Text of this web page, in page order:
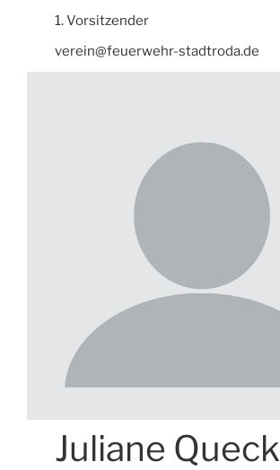
1. Vorsitzender
verein@feuerwehr-stadtroda.de
Juliane Queck